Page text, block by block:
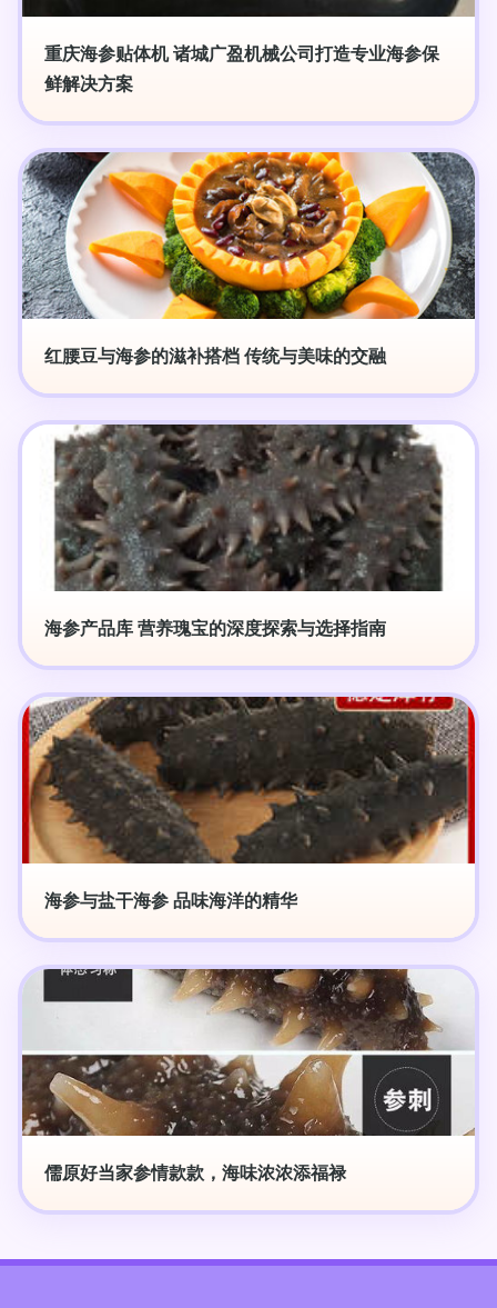
重庆海参贴体机 诸城广盈机械公司打造专业海参保
鲜解决方案
红腰豆与海参的滋补搭档 传统与美味的交融
海参产品库 营养瑰宝的深度探索与选择指南
海参与盐干海参 品味海洋的精华
儒原好当家参情款款，海味浓浓添福禄